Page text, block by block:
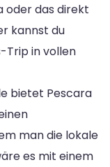
oder das direkt
kannst du
Trip in vollen
bietet Pescara
man die lokale
es mit einem